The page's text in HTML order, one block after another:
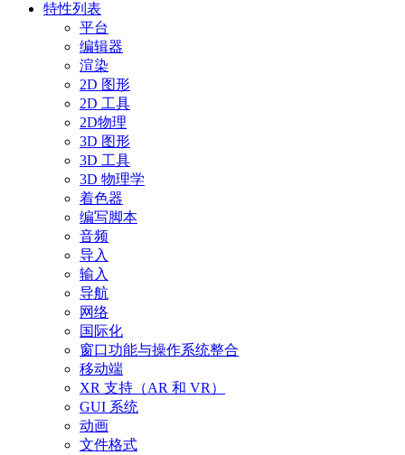
特性列表
平台
编辑器
渲染
2D 图形
2D 工具
2D物理
3D 图形
3D 工具
3D 物理学
着色器
编写脚本
音频
导入
输入
导航
网络
国际化
窗口功能与操作系统整合
移动端
XR 支持（AR 和 VR）
GUI 系统
动画
文件格式